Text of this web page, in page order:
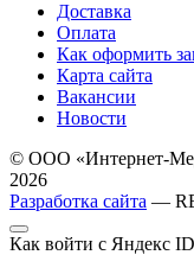
Доставка
Оплата
Как оформить
Карта сайта
Вакансии
Новости
© ООО «Интернет-
2026
Разработка сайта —
Как войти с Яндекс